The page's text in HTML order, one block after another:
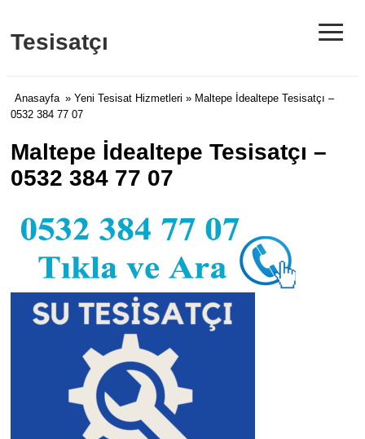
Tesisatçı ≡
Anasayfa » Yeni Tesisat Hizmetleri » Maltepe İdealtepe Tesisatçı –
0532 384 77 07
Maltepe İdealtepe Tesisatçı –
0532 384 77 07